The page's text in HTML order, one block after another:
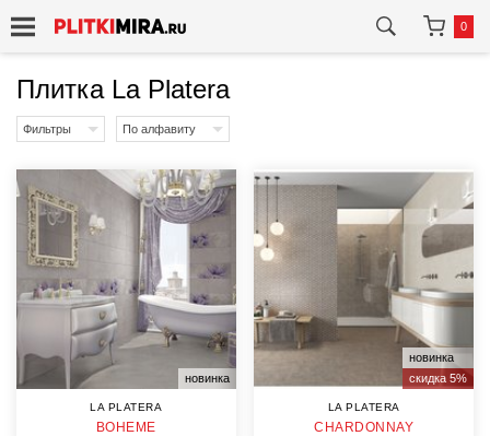
0
Плитка La Platera
Фильтры По алфавиту
новинка
LA PLATERA
BOHEME
новинка
скидка 5%
LA PLATERA
CHARDONNAY